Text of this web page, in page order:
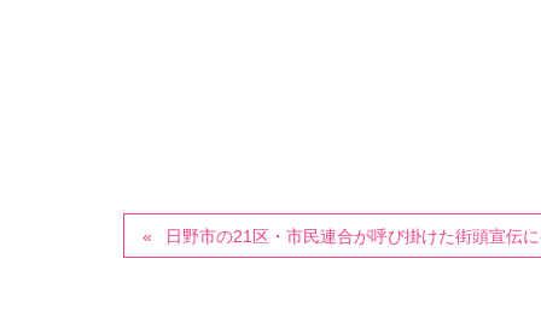
日野市の21区・市民連合が呼び掛けた街頭宣伝